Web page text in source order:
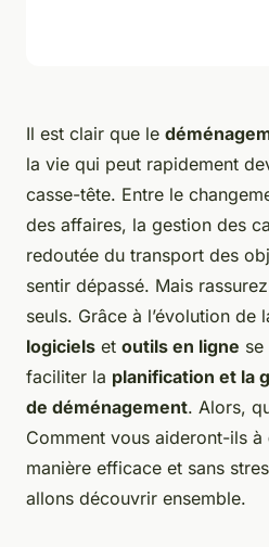
Il est clair que le
la vie qui peut rapidement
casse-tête. Entre le
des affaires, la gestion des
redoutée du transport des
sentir dépassé. Mais
seuls. Grâce à l’évolution de
logiciels et outils en ligne
faciliter la planification et la
de déménagement. Alors,
Comment vous aideront-ils à
manière efficace et sans
allons découvrir ensemble.